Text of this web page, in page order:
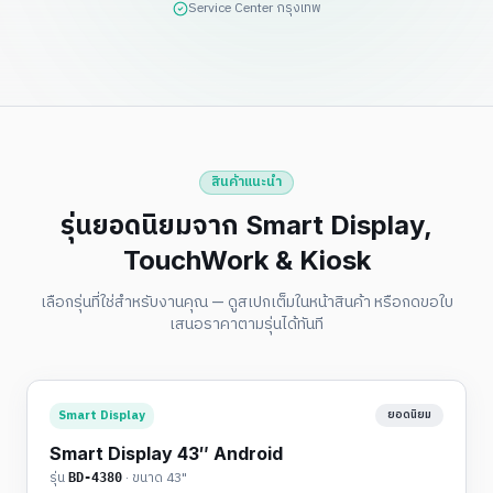
Service Center กรุงเทพ
สินค้าแนะนำ
รุ่นยอดนิยมจาก Smart Display,
TouchWork & Kiosk
เลือกรุ่นที่ใช่สำหรับงานคุณ — ดูสเปกเต็มในหน้าสินค้า หรือกดขอใบ
เสนอราคาตามรุ่นได้ทันที
Smart Display ยอดนิยม
Smart Display 43″ Android
รุ่น BD-4380 · ขนาด 43"